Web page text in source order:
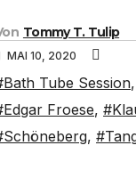
Tommy T. Tulip
MAI 10, 2020
Tube Session,
Froese,
,